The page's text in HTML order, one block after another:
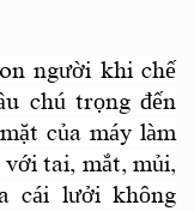
người khi chế
chú trọng đến
của máy làm
tai, mắt, mủi,
cái lưởi không